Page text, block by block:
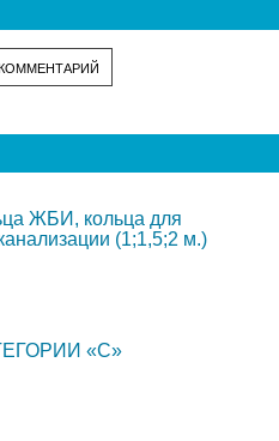
ЖБИ, кольца для
(1;1,5;2 м.)
«C»